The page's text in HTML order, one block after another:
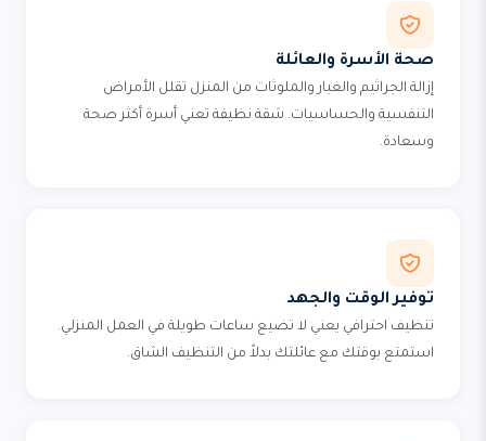
صحة الأسرة والعائلة
إزالة الجراثيم والغبار والملوثات من المنزل تقلل الأمراض
التنفسية والحساسيات. شقة نظيفة تعني أسرة أكثر صحة
وسعادة.
توفير الوقت والجهد
تنظيف احترافي يعني لا تضيع ساعات طويلة في العمل المنزلي.
استمتع بوقتك مع عائلتك بدلاً من التنظيف الشاق.